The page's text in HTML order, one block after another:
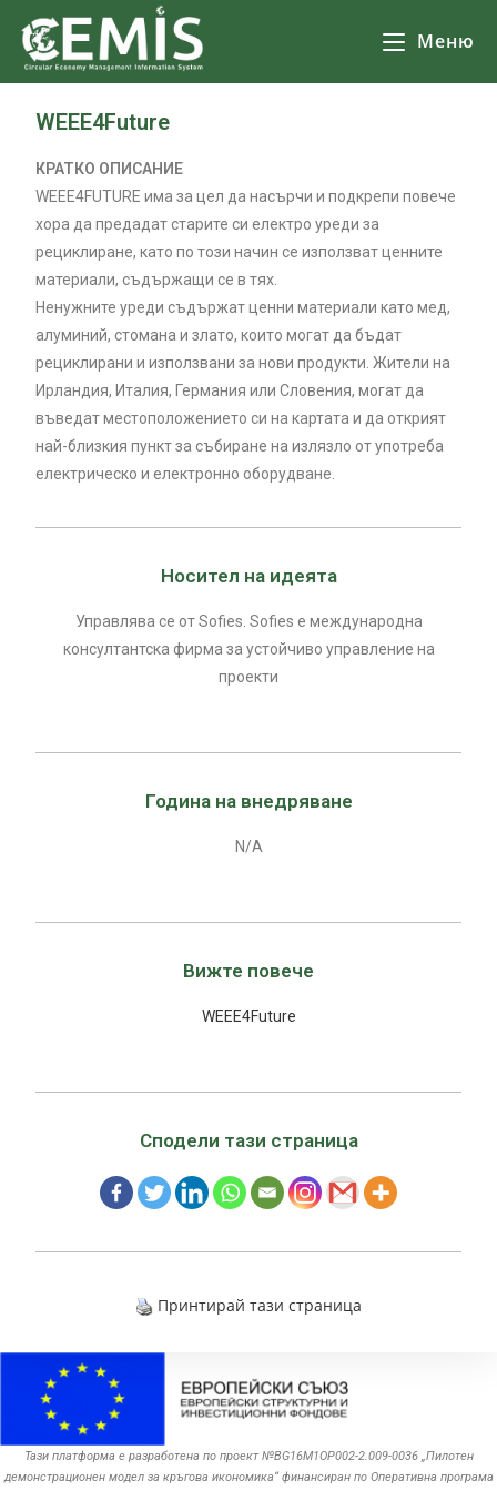
Меню
WEEE4Future
КРАТКО ОПИСАНИЕ
WEEE4FUTURE има за цел да насърчи и подкрепи повече
хора да предадат старите си електро уреди за
рециклиране, като по този начин се използват ценните
материали, съдържащи се в тях.
Ненужните уреди съдържат ценни материали като мед,
алуминий, стомана и злато, които могат да бъдат
рециклирани и използвани за нови продукти. Жители на
Ирландия, Италия, Германия или Словения, могат да
въведат местоположението си на картата и да открият
най-близкия пункт за събиране на излязло от употреба
електрическо и електронно оборудване.
Носител на идеята
Управлява се от Sofies. Sofies е международна
консултантска фирма за устойчиво управление на
проекти
Година на внедряване
N/A
Вижте повече
WEEE4Future
Сподели тази страница
Принтирай тази страница
Тази платформа е разработена по проект №BG16M1OP002-2.‎009-0036 „Пилотен
демонстрационен модел за кръгова икономика“ финансиран по Оперативна програма